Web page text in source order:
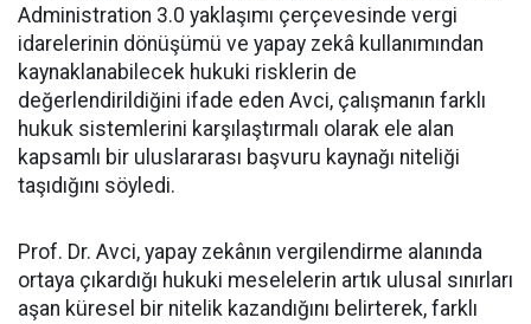
Administration 3.0 yaklaşımı çerçevesinde vergi
idarelerinin dönüşümü ve yapay zekâ kullanımından
kaynaklanabilecek hukuki risklerin de
değerlendirildiğini ifade eden Avci, çalışmanın farklı
hukuk sistemlerini karşılaştırmalı olarak ele alan
kapsamlı bir uluslararası başvuru kaynağı niteliği
taşıdığını söyledi.
Prof. Dr. Avci, yapay zekânın vergilendirme alanında
ortaya çıkardığı hukuki meselelerin artık ulusal sınırları
aşan küresel bir nitelik kazandığını belirterek, farklı